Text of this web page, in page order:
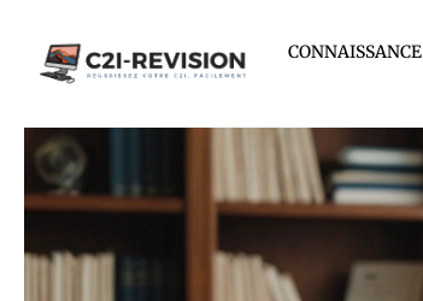
CONNAISSANCE